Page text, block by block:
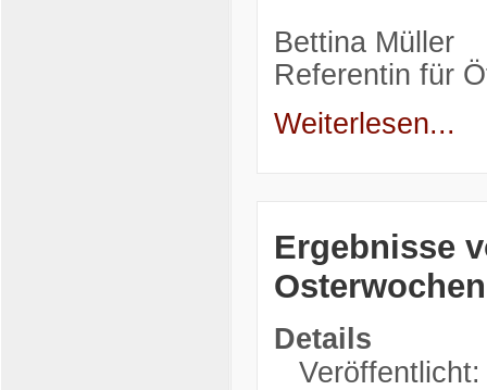
Bettina Müller
Referentin für
Weiterlesen...
Ergebnisse
Details